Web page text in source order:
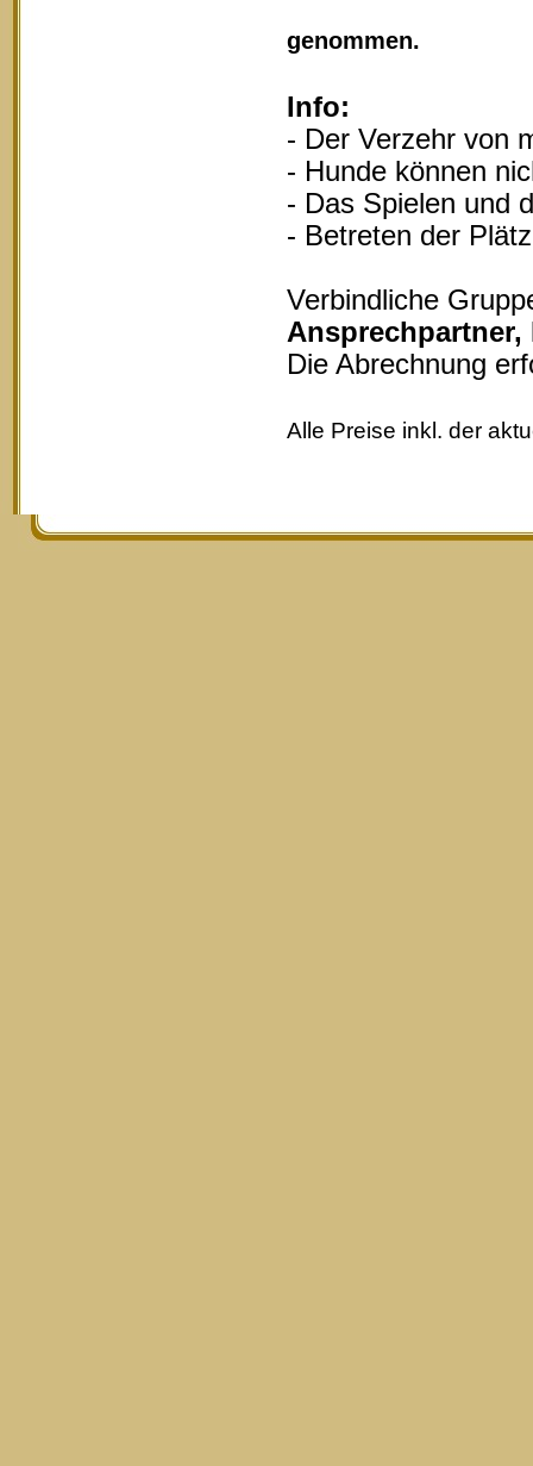
genommen.
Info:
- Der Verzehr von
- Hunde können
- Das Spielen und
- Betreten der
Verbindliche
Die Abrechnung
Alle Preise inkl. der